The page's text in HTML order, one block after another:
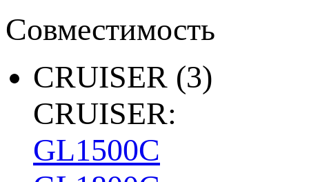
Совместимость
CRUISER (3)
CRUISER:
GL1500C